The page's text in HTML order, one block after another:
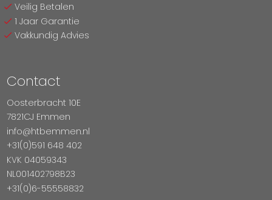
Veilig Betalen
1 Jaar Garantie
Vakkundig Advies
Contact
Oosterbracht 10E
7821CJ Emmen
info@htbemmen.nl
+31(0)591 648 402
KVK 04059343
NL001402798B23
+31(0)6-55558832